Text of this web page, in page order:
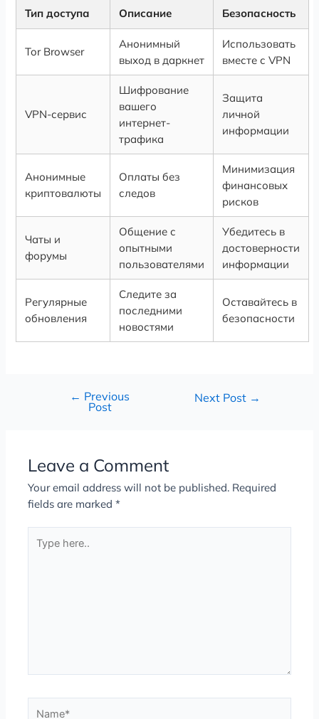
Тип доступа Описание Безопасность
Tor Browser
Анонимный
выход в даркнет
Использовать
вместе с VPN
VPN-сервис
Шифрование
вашего
интернет-
трафика
Защита
личной
информации
Анонимные
криптовалюты
Оплаты без
следов
Минимизация
финансовых
рисков
Чаты и
форумы
Общение с
опытными
пользователями
Убедитесь в
достоверности
информации
Регулярные
обновления
Следите за
последними
новостями
Оставайтесь в
безопасности
← Previous
Post
Next Post →
Leave a Comment
Your email address will not be published. Required
fields are marked*
here..